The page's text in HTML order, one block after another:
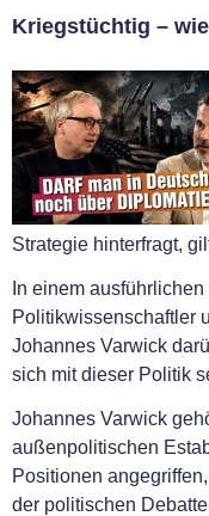
Kriegstüchtig –
Strategie hinterfragt,
In einem
Politikwissenschaftler
Johannes Varwick
sich mit dieser Politik
Johannes Varwick
außenpolitischen
Positionen
der politischen